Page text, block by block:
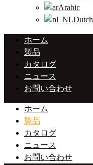
Arabic
Dutch
ホーム
製品
カタログ
ニュース
お問い合わせ
ホーム
製品
カタログ
ニュース
お問い合わせ